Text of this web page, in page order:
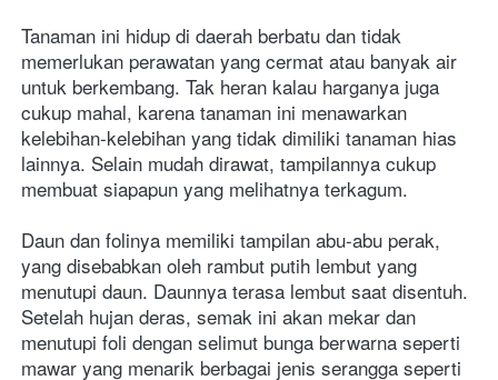
Tanaman ini hidup di daerah berbatu dan tidak
memerlukan perawatan yang cermat atau banyak air
untuk berkembang. Tak heran kalau harganya juga
cukup mahal, karena tanaman ini menawarkan
kelebihan-kelebihan yang tidak dimiliki tanaman hias
lainnya. Selain mudah dirawat, tampilannya cukup
membuat siapapun yang melihatnya terkagum.
Daun dan folinya memiliki tampilan abu-abu perak,
yang disebabkan oleh rambut putih lembut yang
menutupi daun. Daunnya terasa lembut saat disentuh.
Setelah hujan deras, semak ini akan mekar dan
menutupi foli dengan selimut bunga berwarna seperti
mawar yang menarik berbagai jenis serangga seperti